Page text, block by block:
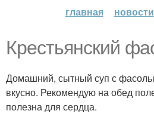
главная новости
Крестьянский
Домашний, сытный суп с
вкусно. Рекомендую на обед
полезна для сердца.